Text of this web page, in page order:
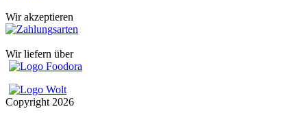
Wir akzeptieren
Wir liefern über
Copyright 2026